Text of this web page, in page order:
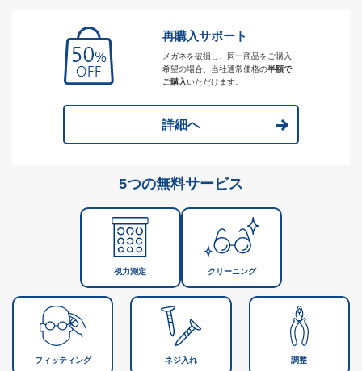
再購入サポート
メガネを破損し、同一商品をご購入
希望の場合、当社通常価格の半額で
ご購入いただけます。
詳細へ
5つの無料サービス
視力測定 クリーニング
フィッティング ネジ入れ 調整